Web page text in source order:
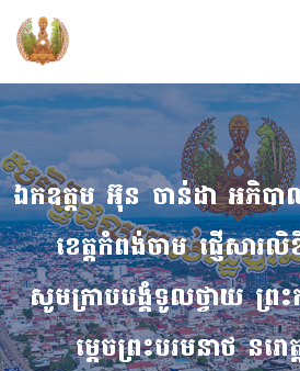
ឯកឧត្តម អ៊ុន ចាន់ដា អភិ
ខេត្តកំពង់ចាម ផ្ញើសារលិ
សូមក្រាបបង្គំទូលថ្វាយ ព្រ
ម្តេចព្រះបរមនាថ ន